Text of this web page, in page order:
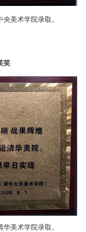
美术学院录取。
笑
美术学院录取。